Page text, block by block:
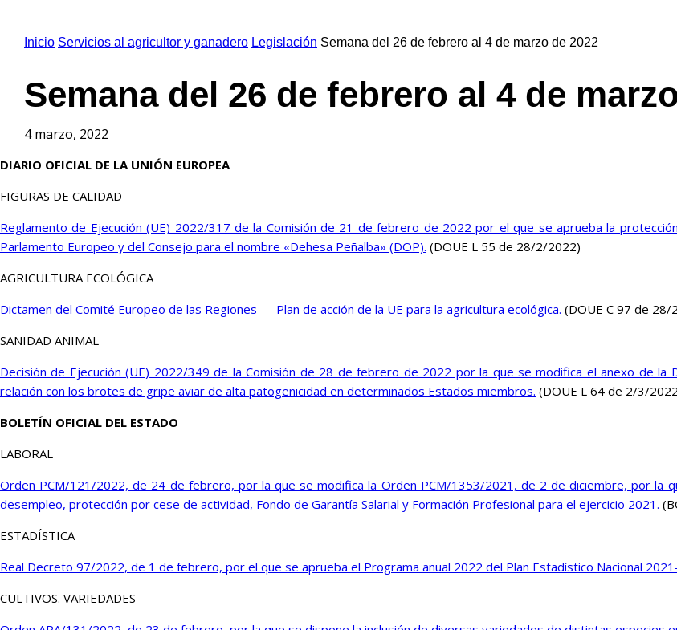
Inicio Servicios al agricultor y ganadero Legislación Semana del 26 de febrero al 4 de marzo de 2022
Semana del 26 de febrero al 4 de
4 marzo, 2022
DIARIO OFICIAL DE LA UNIÓN EUROPEA
FIGURAS DE CALIDAD
Reglamento de Ejecución (UE) 2022/317 de la Comisión de 21 de febrero de 2022 por el que se aprueba la
Parlamento Europeo y del Consejo para el nombre «Dehesa Peñalba» (DOP). (DOUE L 55 de 28/2/2022)
AGRICULTURA ECOLÓGICA
Dictamen del Comité Europeo de las Regiones — Plan de acción de la UE para la agricultura ecológica. (DOUE C 97 de 28/
SANIDAD ANIMAL
Decisión de Ejecución (UE) 2022/349 de la Comisión de 28 de febrero de 2022 por la que se modifica el anexo de la
relación con los brotes de gripe aviar de alta patogenicidad en determinados Estados miembros. (DOUE L 64 de 2/3/
BOLETÍN OFICIAL DEL ESTADO
LABORAL
Orden PCM/121/2022, de 24 de febrero, por la que se modifica la Orden PCM/1353/2021, de 2 de diciembre, por la
desempleo, protección por cese de actividad, Fondo de Garantía Salarial y Formación Profesional para el ejercicio 2021.
ESTADÍSTICA
Real Decreto 97/2022, de 1 de febrero, por el que se aprueba el Programa anual 2022 del Plan Estadístico Nacional
CULTIVOS. VARIEDADES